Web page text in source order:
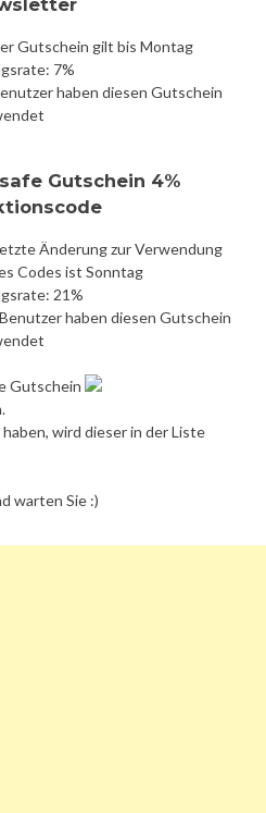
Gutschein gilt bis Montag
7%
haben diesen Gutschein
Gutschein 4%
Änderung zur Verwendung
Codes ist Sonntag
21%
haben diesen Gutschein
Gutschein
wird dieser in der Liste
warten Sie :)